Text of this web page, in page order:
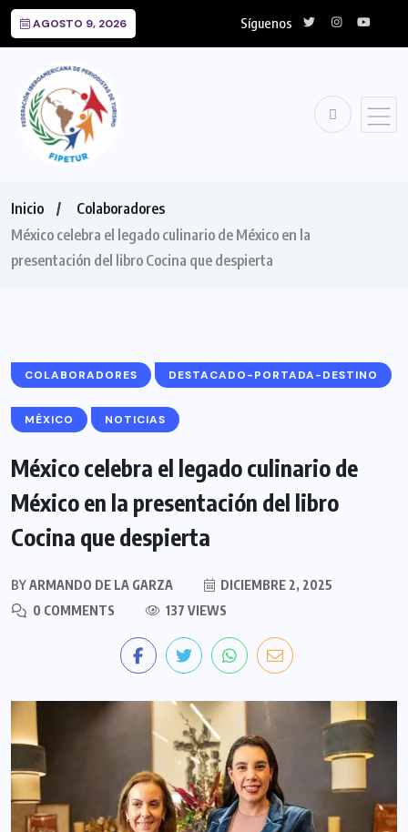
AGOSTO 9, 2026 Síguenos
Inicio
Colaboradores
México celebra el legado culinario de México en la
presentación del libro Cocina que despierta
COLABORADORES DESTACADO-PORTADA-DESTINO
MÉXICO NOTICIAS
México celebra el legado culinario de
México en la presentación del libro
Cocina que despierta
BYARMANDO DE LA GARZA
DICIEMBRE 2, 2025
0 COMMENTS
137 VIEWS